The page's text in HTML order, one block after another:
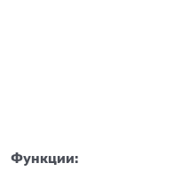
Функции: